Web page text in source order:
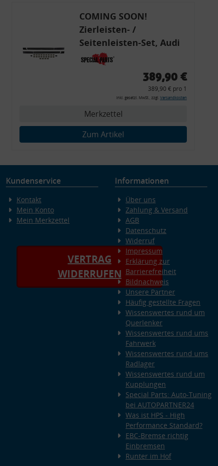
COMING SOON!
Zierleisten- /
Seitenleisten-Set, Audi
80 Cabrio, Coupe, S2, (6x
Zierleiste, 2x Kappe,
Montagewerkzeug)
389,90 €
389,90 € pro 1
inkl. gesetzl. MwSt., zzgl. Versandkosten
Merkzettel
Zum Artikel
Kundenservice
Kontakt
Mein Konto
Mein Merkzettel
VERTRAG
WIDERRUFEN
Informationen
Über uns
Zahlung & Versand
AGB
Datenschutz
Widerruf
Impressum
Erklärung zur
Barrierefreiheit
Bildnachweis
Unsere Partner
Häufig gestellte Fragen
Wissenswertes rund um
Querlenker
Wissenswertes rund ums
Fahrwerk
Wissenswertes rund ums
Radlager
Wissenswertes rund um
Kupplungen
Special Parts: Auto-Tuning
bei AUTOPARTNER24
Was ist HPS - High
Performance Standard?
EBC-Bremse richtig
Einbremsen
Runter im Hof